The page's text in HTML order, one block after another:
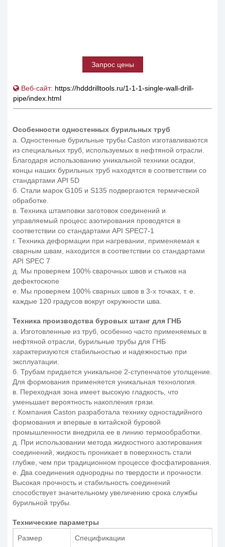
Запрос цены
Веб-сайт: https://hdddrilltools.ru/1-1-1-single-wall-drill-
pipe/index.html
Особенности одностенных бурильных труб
а. Одностенные бурильные трубы Caston изготавливаются
из специальных труб, используемых в нефтяной отрасли.
Благодаря использованию уникальной техники осадки,
концы наших бурильных труб находятся в соответствии со
стандартами API 5D
б. Стали марок G105 и S135 подвергаются термической
обработке.
в. Техника штамповки заготовок соединений и
управляемый процесс азотирования проводятся в
соответствии со стандартами API SPEC7-1
г. Техника деформации при нагревании, применяемая к
сварным швам, находится в соответствии со стандартами
API SPEC 7
д. Мы проверяем 100% сварочных швов и стыков на
дефектоскопе
е. Мы проверяем 100% сварных швов в 3-х точках, т. е.
каждые 120 градусов вокруг окружности шва.
Техника производства буровых штанг для ГНБ
а. Изготовленные из труб, особенно часто применяемых в
нефтяной отрасли, бурильные трубы для ГНБ
характеризуются стабильностью и надежностью при
эксплуатации.
б. Трубам придается уникальное 2-ступенчатое утолщение.
Для формования применяется уникальная технология.
в. Переходная зона имеет высокую гладкость, что
уменьшает вероятность накопления грязи.
г. Компания Caston разработала технику одностадийного
формования и впервые в китайской буровой
промышленности внедрила ее в линию термообработки.
д. При использовании метода жидкостного азотирования
соединений, жидкость проникает в поверхность стали
глубже, чем при традиционном процессе фосфатирования.
е. Два соединения однородны по твердости и прочности.
Высокая прочность и стабильность соединений
способствует значительному увеличению срока службы
бурильной трубы.
Технические параметры
Размер
Спецификации